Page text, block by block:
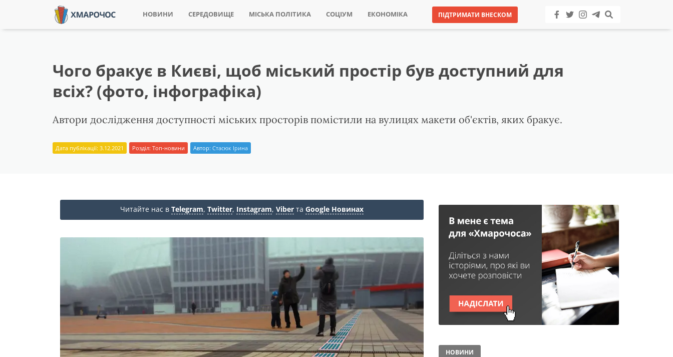
НОВИНИ СЕРЕДОВИЩЕ МІСЬКА ПОЛІТИКА СОЦІУМ ЕКОНОМІКА ПІДТРИМАТИ ВНЕСКОМ
Чого бракує в Києві, щоб міський простір був доступний для
всіх? (фото, інфографіка)
Автори дослідження доступності міських просторів помістили на вулицях макети об'єктів, яких бракує.
Дата публікації: 3.12.2021 Розділ: Топ-новини Автор: Стасюк Ірина
Читайте нас в Telegram, Twitter, Instagram, Viber та Google Новинах
НОВИНИ